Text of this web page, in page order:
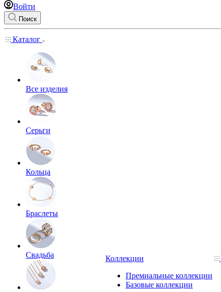
Войти
Поиск
Каталог
Все изделия
Серьги
Кольца
Браслеты
Свадьба
Коллекции
Премиальные коллекции
Базовые коллекции